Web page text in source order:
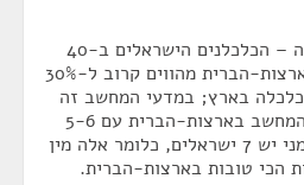
בפילוסופיה – 15%; בכלכלה – הכלכלנים הישראלים ב-40
האוניברסיטאות הטובות בארצות-הברית מהווים קרוב ל-30%
בארץ; במדעי המחשב זה
שליש. יש מחלקות למדעי המחשב בארצות-הברית עם 5-6
ישראלים. בסטנפורד כמדומני יש 7 ישראלים, כלומר אלה מין
הכי טובות בארצות-הברית.